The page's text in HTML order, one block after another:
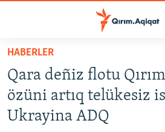
Esas
qaytmaq
Baş
navigatsiyağa
qaytmaq
HABERLER
SİYASET
İQTİSADİYAT
HABERLER
Qara deñiz flotu
özüni artıq telükesiz
Ukrayina ADQ